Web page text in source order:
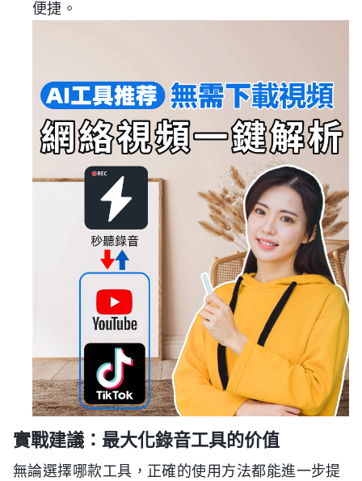
便捷。
實戰建議：最大化錄音工具的价值
無論選擇哪款工具，正確的使用方法都能進一步提